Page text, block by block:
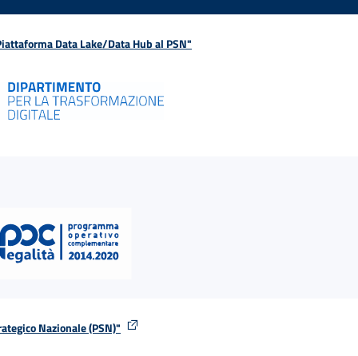
Data Lake/Data Hub al PSN"
Nazionale (PSN)"